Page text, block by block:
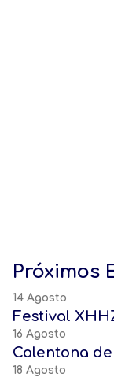
Próximos
14 Agosto
Festival
16 Agosto
Calentona
18 Agosto